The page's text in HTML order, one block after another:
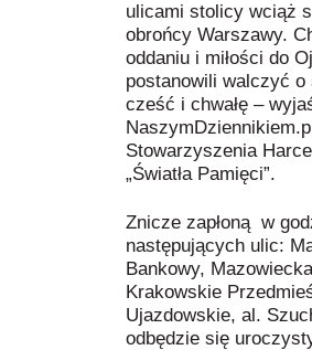
ulicami stolicy wciąż
obrońcy Warszawy.
oddaniu i miłości do
postanowili walczyć
cześć i chwałę –
Stowarzyszenia
„Światła Pamięci”.
Znicze zapłoną w
następujących ulic:
Bankowy,
Krakowskie
Ujazdowskie, al.
odbędzie się